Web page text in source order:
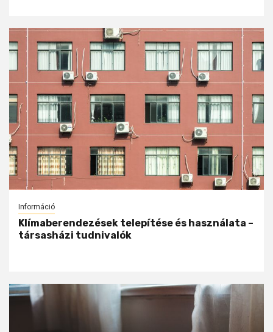
Információ
Klímaberendezések telepítése és használata –
társasházi tudnivalók